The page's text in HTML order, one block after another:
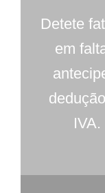
Detete
em
IVA.